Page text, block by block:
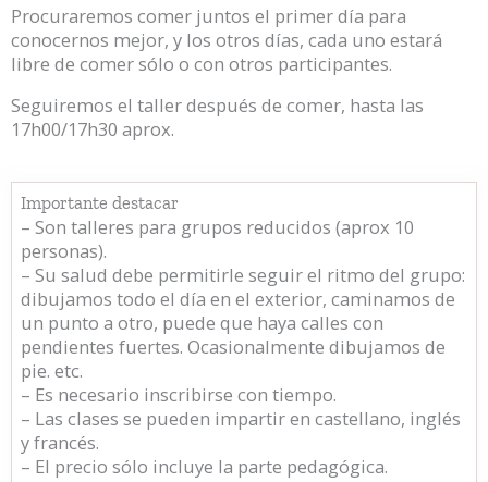
Procuraremos comer juntos el primer día para
conocernos mejor, y los otros días, cada uno estará
libre de comer sólo o con otros participantes.
Seguiremos el taller después de comer, hasta las
17h00/17h30 aprox.
Importante destacar
– Son talleres para grupos reducidos (aprox 10
personas).
– Su salud debe permitirle seguir el ritmo del grupo:
dibujamos todo el día en el exterior, caminamos de
un punto a otro, puede que haya calles con
pendientes fuertes. Ocasionalmente dibujamos de
pie. etc.
– Es necesario inscribirse con tiempo.
– Las clases se pueden impartir en castellano, inglés
y francés.
– El precio sólo incluye la parte pedagógica.